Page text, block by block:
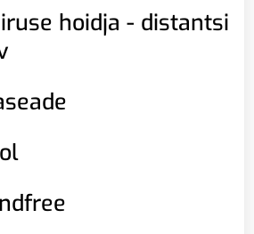
hoidja - distantsi